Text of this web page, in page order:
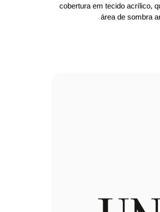
cobertura em tecido acrílico,
área de sombra